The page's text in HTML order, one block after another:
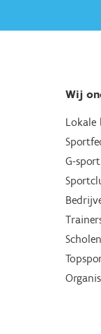
Wij
Lokale
G-sport
Scholen